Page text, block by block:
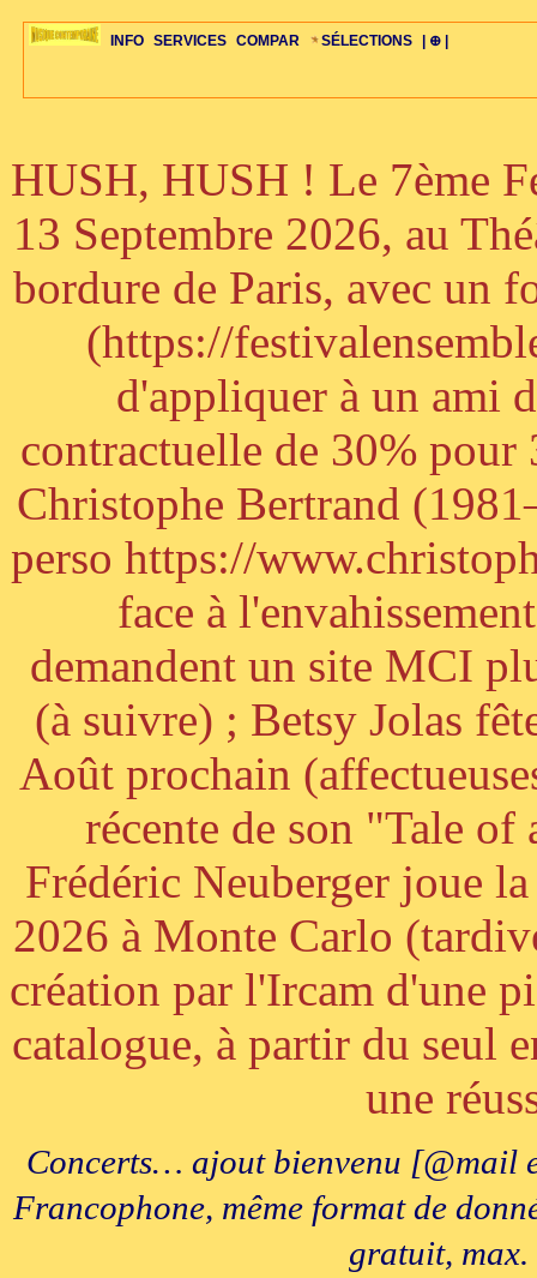
INFO
ÉDITORIAUX ACTUS-CONCERTS HISTOIRE PAYS STYLES-ÉCOLES
SERVICES
MAJ-LISTE ARCH-CONCERTS LIENS RADIOS VIDÉOS PLAN FAQS
COMPAR
SÉLECTION GUIDE-EXPRESS ŒUVRES BIOGRAPHIES PERSPECTIVE
SÉLECTIONS
SÉLECTION COMPOS-INTRO COMPO-INDIV ŒUVRES-INDIV
| ⊕ |
20ÈME PARAL 1001 CD TOP-REC BONUS-ROMANS BONUS-FILMS
CELLO-C
ALTO-C
VIOLON-C
PIANO-CONC GRAND-
HUSH, HUSH ! Le 7ème
13 Septembre 2026, au
bordure de Paris, avec un
(https://
d'appliquer à un ami
contractuelle de 30% pour
Christophe Bertrand
perso https://
face à
demandent un site MCI
(à suivre) ; Betsy Jolas
Août prochain
récente de son "Tale of
Frédéric Neuberger joue
2026 à Monte Carlo
création par l'Ircam d'une
catalogue, à partir du seul
une
Concerts… ajout bienvenu [@mail
Francophone, même format de
gratuit,